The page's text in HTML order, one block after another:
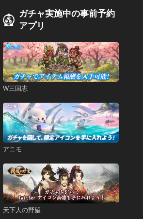
ガチャ実施中の事前予約
アプリ
W三国志
アニモ
天下人の野望